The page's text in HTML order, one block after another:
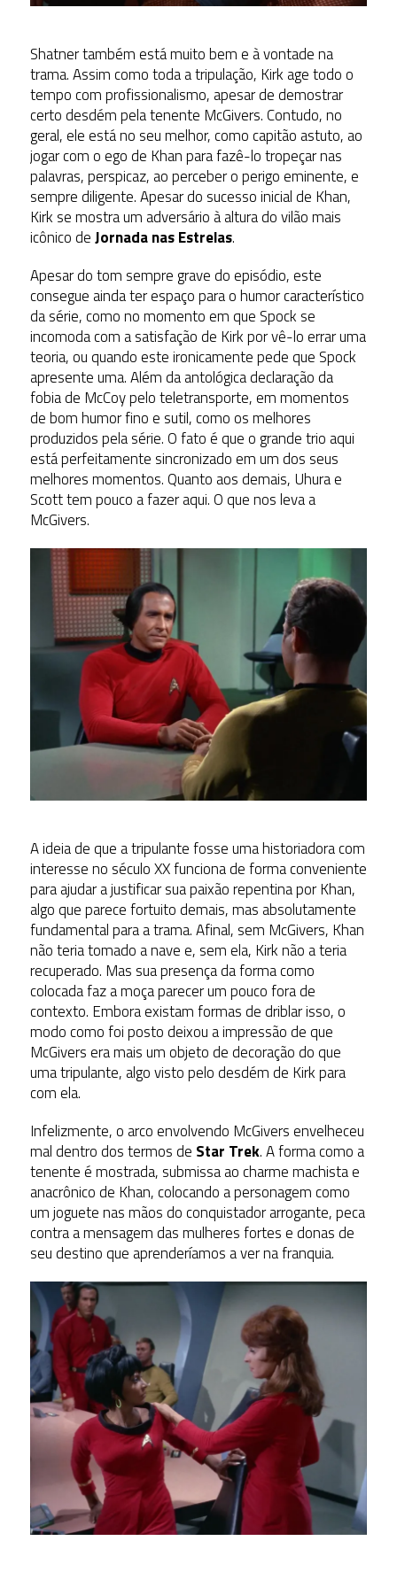
Shatner também está muito bem e à vontade na
trama. Assim como toda a tripulação, Kirk age todo o
tempo com profissionalismo, apesar de demostrar
certo desdém pela tenente McGivers. Contudo, no
geral, ele está no seu melhor, como capitão astuto, ao
jogar com o ego de Khan para fazê-lo tropeçar nas
palavras, perspicaz, ao perceber o perigo eminente, e
sempre diligente. Apesar do sucesso inicial de Khan,
Kirk se mostra um adversário à altura do vilão mais
icônico deJornada nas Estrelas.
Apesar do tom sempre grave do episódio, este
consegue ainda ter espaço para o humor característico
da série, como no momento em que Spock se
incomoda com a satisfação de Kirk por vê-lo errar uma
teoria, ou quando este ironicamente pede que Spock
apresente uma. Além da antológica declaração da
fobia de McCoy pelo teletransporte, em momentos
de bom humor fino e sutil, como os melhores
produzidos pela série. O fato é que o grande trio aqui
está perfeitamente sincronizado em um dos seus
melhores momentos. Quanto aos demais, Uhura e
Scott tem pouco a fazer aqui. O que nos leva a
McGivers.
A ideia de que a tripulante fosse uma historiadora com
interesse no século XX funciona de forma conveniente
para ajudar a justificar sua paixão repentina por Khan,
algo que parece fortuito demais, mas absolutamente
fundamental para a trama. Afinal, sem McGivers, Khan
não teria tomado a nave e, sem ela, Kirk não a teria
recuperado. Mas sua presença da forma como
colocada faz a moça parecer um pouco fora de
contexto. Embora existam formas de driblar isso, o
modo como foi posto deixou a impressão de que
McGivers era mais um objeto de decoração do que
uma tripulante, algo visto pelo desdém de Kirk para
com ela.
Infelizmente, o arco envolvendo McGivers envelheceu
mal dentro dos termos de Star Trek. A forma como a
tenente é mostrada, submissa ao charme machista e
anacrônico de Khan, colocando a personagem como
um joguete nas mãos do conquistador arrogante, peca
contra a mensagem das mulheres fortes e donas de
seu destino que aprenderíamos a ver na franquia.